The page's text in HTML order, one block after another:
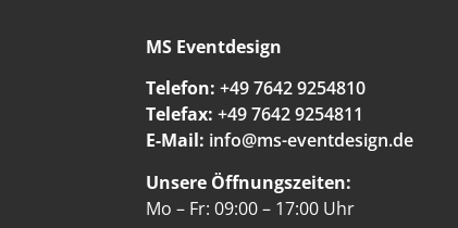
MS Eventdesign
Telefon: +49 7642 9254810
Telefax: +49 7642 9254811
E-Mail: info@ms-eventdesign.de
Unsere Öffnungszeiten:
Mo – Fr: 09:00 – 17:00 Uhr